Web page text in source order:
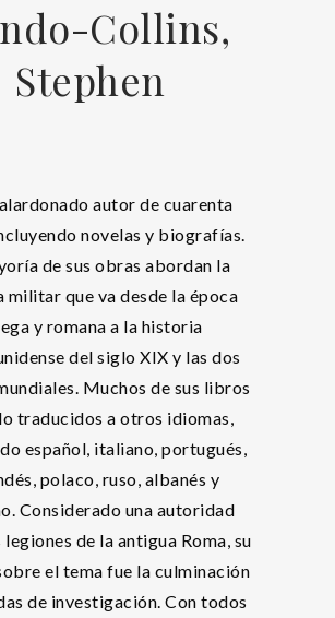
Collins,
Stephen
autor de cuarenta
novelas y biografías.
de sus obras abordan la
militar que va desde la época
y romana a la historia
del siglo XIX y las dos
Muchos de sus libros
traducidos a otros idiomas,
español, italiano, portugués,
polaco, ruso, albanés y
Considerado una autoridad
de la antigua Roma, su
el tema fue la culminación
de investigación. Con todos